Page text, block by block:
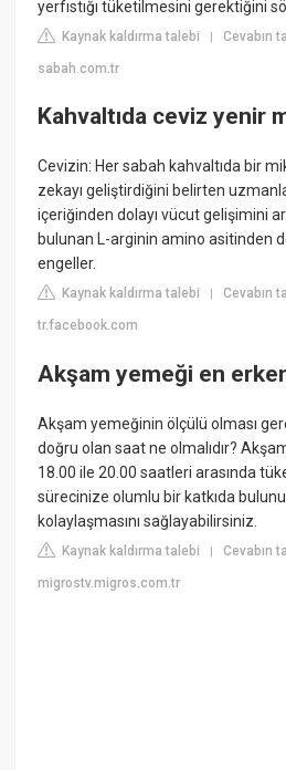
yerfıstığı tüketilmesini gerektiğini
Kaynak kaldırma talebi |Cevabın
sabah.com.tr
Kahvaltıda ceviz yenir
Cevizin: Her sabah kahvaltıda bir
zekayı geliştirdiğini belirten
içeriğinden dolayı vücut gelişimini
bulunan L-arginin amino asitinden
engeller.
Kaynak kaldırma talebi |Cevabın
tr.facebook.com
Akşam yemeği en
Akşam yemeğinin ölçülü olması
doğru olan saat ne olmalıdır?
18.00 ile 20.00 saatleri arasında
sürecinize olumlu bir katkıda
kolaylaşmasını sağlayabilirsiniz.
Kaynak kaldırma talebi |Cevabın
migrostv.migros.com.tr